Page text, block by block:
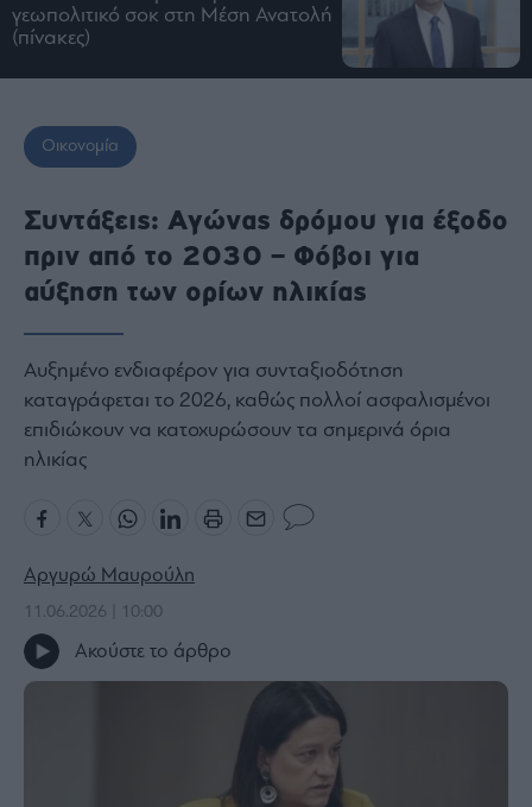
Οικονομία
Ναυτιλία
Real
Ενέργεια
Πολιτική
Πολιτισμός
Law
Bloomberg
Financial
Times
The
Wiseman
301
My
γεωπολιτικό σοκ στη Μέση Ανατολή
(πίνακες)
Οικονομία
Συντάξεις: Αγώνας δρόμου για έξοδο
πριν από το 2030 – Φόβοι για
αύξηση των ορίων ηλικίας
Αυξημένο ενδιαφέρον για συνταξιοδότηση
καταγράφεται το 2026, καθώς πολλοί ασφαλισμένοι
επιδιώκουν να κατοχυρώσουν τα σημερινά όρια
ηλικίας
Αργυρώ Μαυρούλη
11.06.2026 | 10:00
Ακούστε το άρθρο